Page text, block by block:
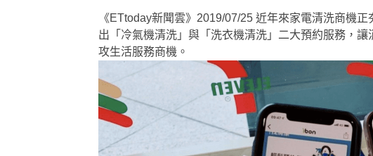
《ETtoday新聞雲》2019/07/25 近年來家電清洗商機
出「冷氣機清洗」與「洗衣機清洗」二大預約服務，
攻生活服務商機。